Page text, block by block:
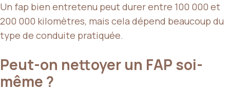
Un fap bien entretenu peut durer entre 100 000 et
200 000 kilomètres, mais cela dépend beaucoup du
type de conduite pratiquée.
Peut-on nettoyer un FAP soi-
même ?